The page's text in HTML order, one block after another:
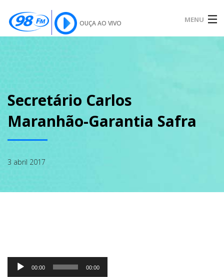
OUÇA AO VIVO MENU
SOBRE
Secretário Carlos
Maranhão-Garantia Safra
3 abril 2017
Tocador
00:00 00:00